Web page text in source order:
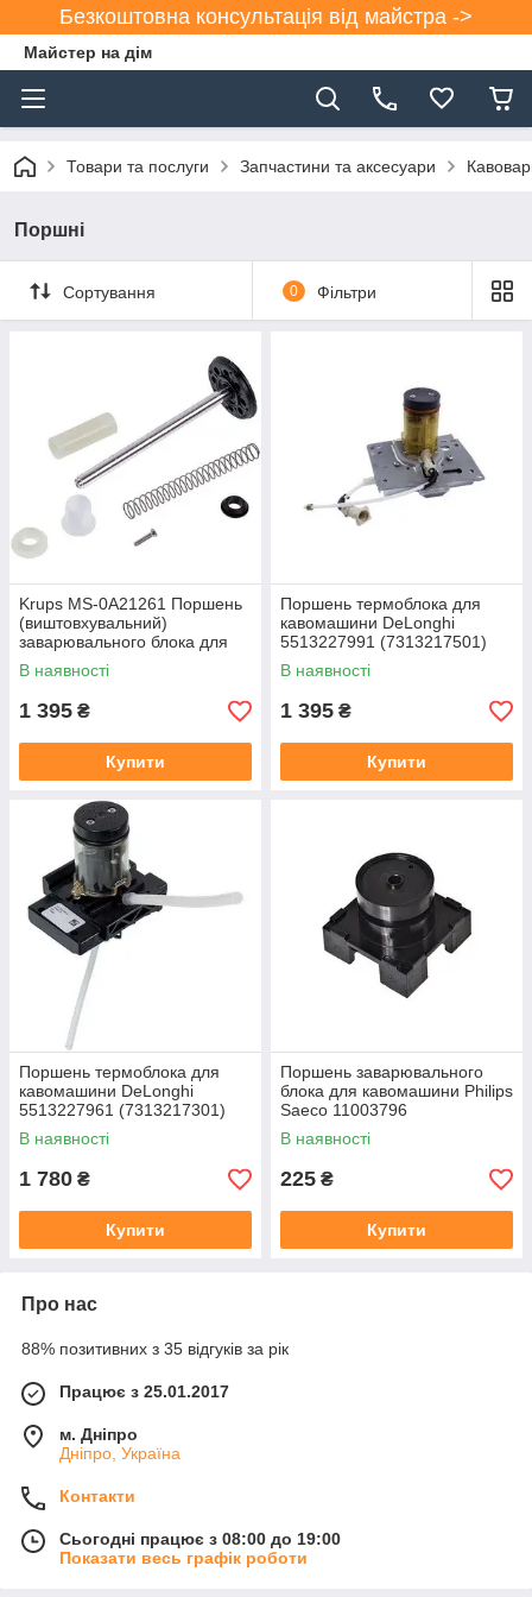
Безкоштовна консультація від майстра ->
Майстер на дім
Товари та послуги Запчастини та аксесуари
Поршні
Сортування 0 Фільтри
Krups MS-0A21261 Поршень
(виштовхувальний)
заварювального блока для
кавомашини
В наявності
1 395 ₴
Купити
Поршень термоблока для
кавомашини DeLonghi
5513227991 (7313217501)
В наявності
1 395 ₴
Купити
Поршень термоблока для
кавомашини DeLonghi
5513227961 (7313217301)
В наявності
1 780 ₴
Купити
Поршень заварювального
блока для кавомашини Philips
Saeco 11003796
В наявності
225 ₴
Купити
Про нас
88% позитивних з 35 відгуків за рік
Працює з 25.01.2017
м. Дніпро
Дніпро, Україна
Контакти
Сьогодні працює з 08:00 до 19:00
Показати весь графік роботи